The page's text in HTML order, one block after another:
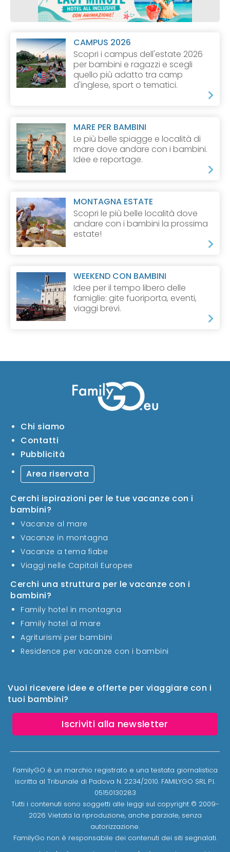
CAMPUS 2026
Scopri i campus dell'estate 2026
per bambini e ragazzi e scegli
quello più adatto tra camp
d'inglese, sport o tematici.
MARE PER BAMBINI
Le più belle spiagge e località di
mare dove andare con i bambini.
Idee e reportage.
MONTAGNA ESTATE
Scopri le più belle località dove
andare con i bambini la prossima
estate!
WEEKEND CON BAMBINI
Idee per il tempo libero delle
famiglie: gite fuoriporta, eventi,
viaggi brevi.
Vuoi ricevere idee e offerte per viaggiare con i
tuoi bambini?
Iscriviti alla newsletter
Chi siamo
Contatti
Pubblicità
Area riservata
Cerchi ispirazioni per le tue vacanze con i
bambini?
Vacanze al mare
Vacanze in montagna
Vacanze a tema fiabe
Viaggi nelle Capitali Europee
Cerchi una struttura per le vacanze con i
bambini?
Family hotel in montagna
Family hotel al mare
Agriturismi per bambini
Residence per vacanze con i bambini
FamilyGO è un marchio registrato e una testata giornalistica
iscritta al Tribunale di Padova N. 2234/2010. FAMILYGO SRL P.I.
05150130283
Tutti i contenuti sono soggetti alle leggi sul copyright © 2009-
2026 Vietata la riproduzione, anche parziale, senza
autorizzazione.
FamilyGo non è responsabile dei contenuti dei siti segnalati.